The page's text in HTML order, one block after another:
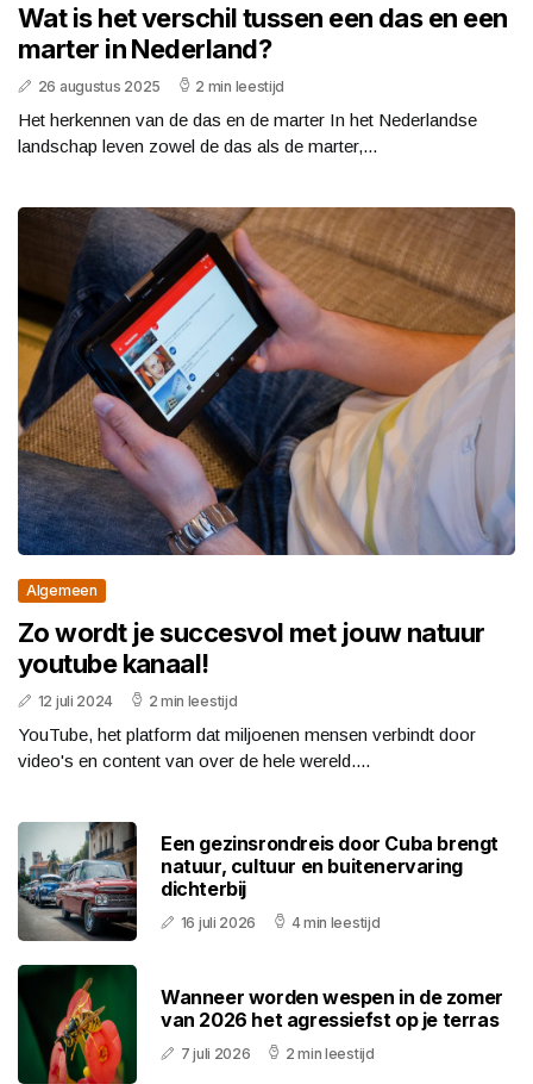
Wat is het verschil tussen een das en een
marter in Nederland?
26 augustus 2025 2 min leestijd
Het herkennen van de das en de marter In het Nederlandse
landschap leven zowel de das als de marter,...
Algemeen
Zo wordt je succesvol met jouw natuur
youtube kanaal!
12 juli 2024 2 min leestijd
YouTube, het platform dat miljoenen mensen verbindt door
video's en content van over de hele wereld....
Een gezinsrondreis door Cuba brengt
natuur, cultuur en buitenervaring
dichterbij
16 juli 2026 4 min leestijd
Wanneer worden wespen in de zomer
van 2026 het agressiefst op je terras
7 juli 2026 2 min leestijd